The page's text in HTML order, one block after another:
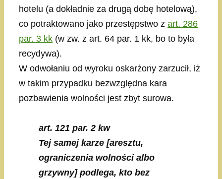
hotelu (a dokładnie za drugą dobę hotelową),
co potraktowano jako przestępstwo z art. 286
par. 3 kk (w zw. z art. 64 par. 1 kk, bo to była
recydywa).
W odwołaniu od wyroku oskarżony zarzucił, iż
w takim przypadku bezwzględna kara
pozbawienia wolności jest zbyt surowa.
art. 121 par. 2 kw
Tej samej karze [aresztu,
ograniczenia wolności albo
grzywny] podlega, kto bez